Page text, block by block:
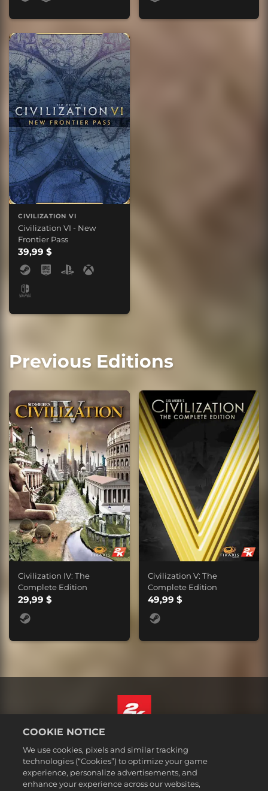
CIVILIZATION VI
Civilization VI - New
Frontier Pass
39,99 $
Previous Editions
Civilization IV: The
Complete Edition
29,99 $
Civilization V: The
Complete Edition
49,99 $
Юридическая информация
Политика конфиденциальности
Русский
COOKIE NOTICE
We use cookies, pixels and similar tracking
technologies (“Cookies”) to optimize your game
experience, personalize advertisements, and
enhance your experience across our websites,